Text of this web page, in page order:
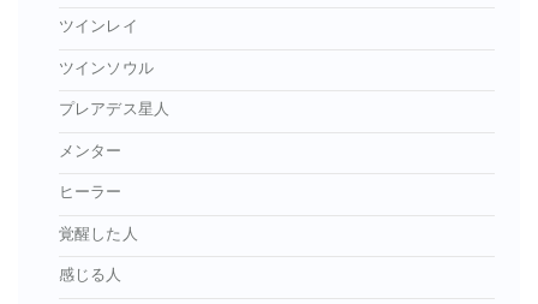
ツインレイ
ツインソウル
プレアデス星人
メンター
ヒーラー
覚醒した人
感じる人